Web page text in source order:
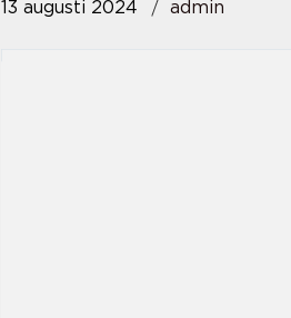
13 augusti 2024 admin